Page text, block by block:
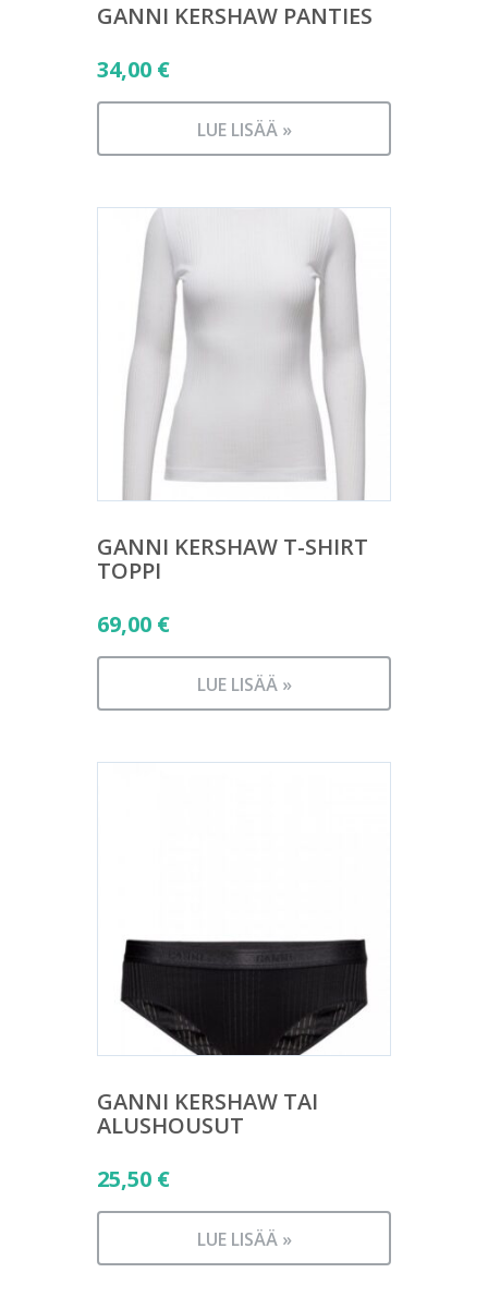
GANNI KERSHAW PANTIES
34,00 €
LUE LISÄÄ »
GANNI KERSHAW T-SHIRT
TOPPI
69,00 €
LUE LISÄÄ »
GANNI KERSHAW TAI
ALUSHOUSUT
25,50 €
LUE LISÄÄ »